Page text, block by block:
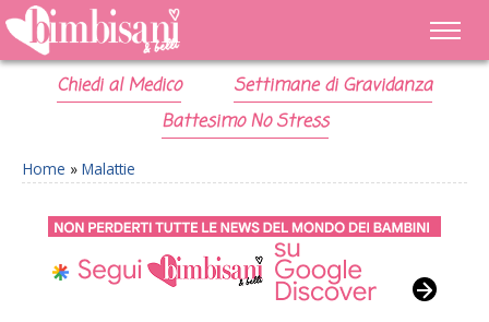
Chiedi al Medico
Settimane di Gravidanza
Battesimo No Stress
Home » Malattie